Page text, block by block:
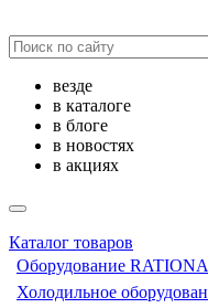
везде
в каталоге
в блоге
в новостях
в акциях
Каталог товаров
Оборудование
Холодильное